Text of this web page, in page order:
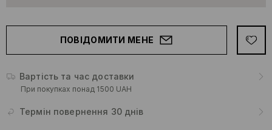
ПОВІДОМИТИ МЕНЕ
Вартість та час доставки
При покупках понад 1500 UAH
Термін повернення 30 днів